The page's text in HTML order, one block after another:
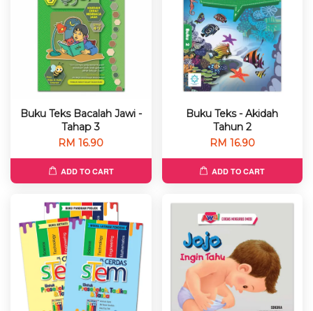
Buku Teks Bacalah Jawi -
Tahap 3
RM 16.90
ADD TO CART
Buku Teks - Akidah
Tahun 2
RM 16.90
ADD TO CART